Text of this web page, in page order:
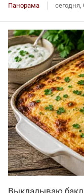
Панорама сегодня,
Выкладываю